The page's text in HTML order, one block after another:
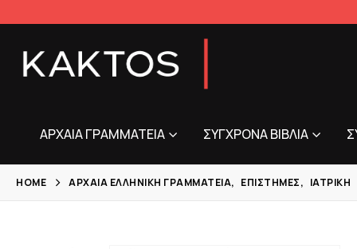
ΑΡΧΑΊΑ ΓΡΑΜΜΑΤΕΊΑ ΣΎΓΧΡΟΝΑ ΒΙΒΛΊΑ
HOME ΑΡΧΑΊΑ ΕΛΛΗΝΙΚΉ ΓΡΑΜΜΑΤΕΊΑ, ΕΠΙΣΤΉΜΕΣ, ΙΑΤΡΙΚΉ